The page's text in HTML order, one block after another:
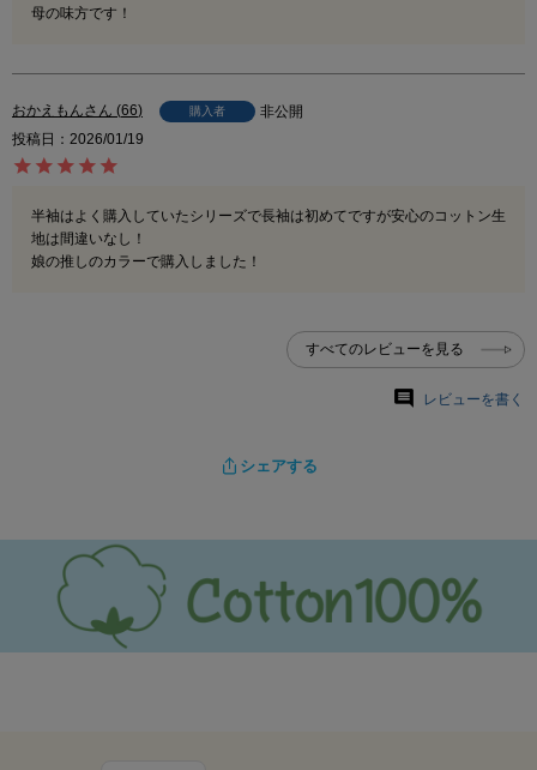
母の味方です！
おかえもん 66 購入者
非公開
投稿日
2026/01/19
半袖はよく購入していたシリーズで長袖は初めてですが安心のコットン生
地は間違いなし！
娘の推しのカラーで購入しました！
すべてのレビューを見る
レビューを書く
シェアする